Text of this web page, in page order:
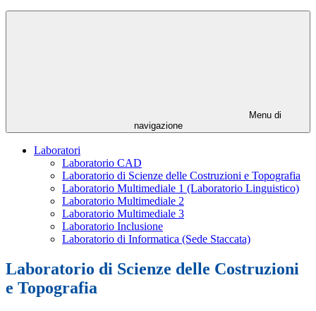
Menu di
navigazione
Laboratori
Laboratorio CAD
Laboratorio di Scienze delle Costruzioni e Topografia
Laboratorio Multimediale 1 (Laboratorio Linguistico)
Laboratorio Multimediale 2
Laboratorio Multimediale 3
Laboratorio Inclusione
Laboratorio di Informatica (Sede Staccata)
Laboratorio di Scienze delle Costruzioni
e Topografia